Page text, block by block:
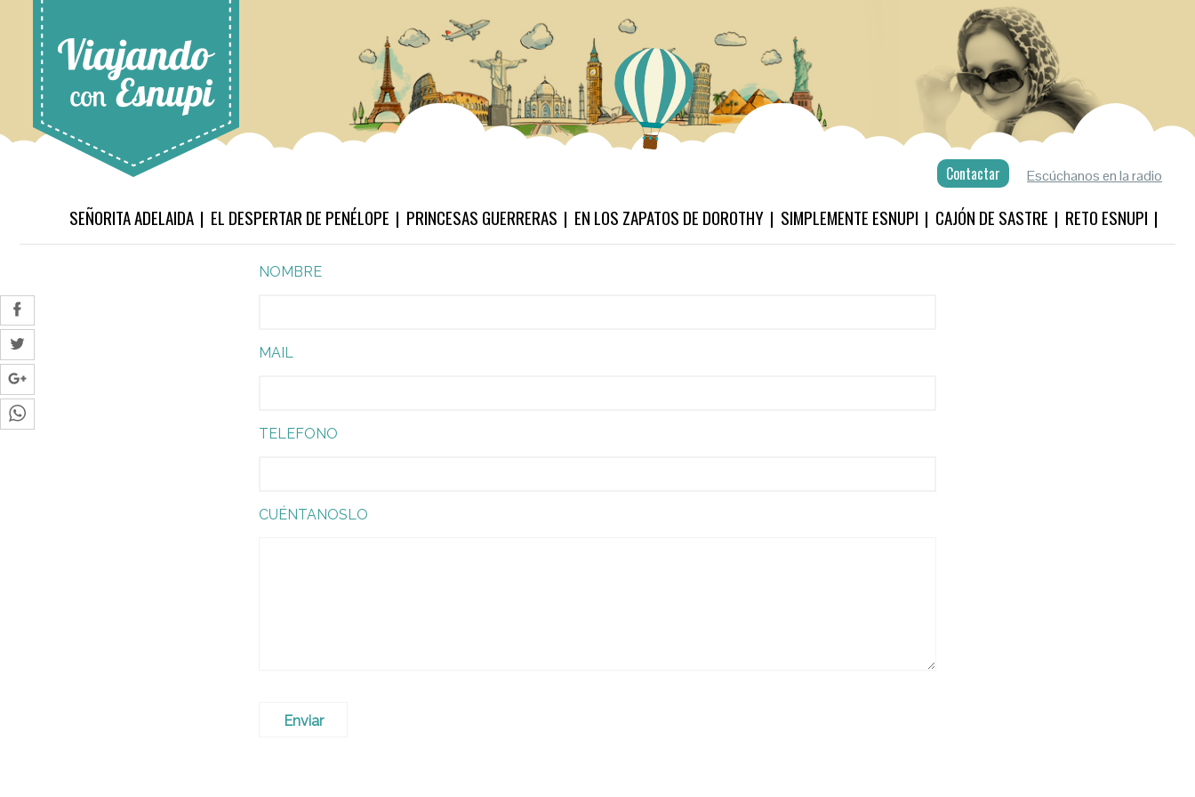
Escúchanos en la radio
Contactar
SEÑORITA ADELAIDA EL DESPERTAR DE PENÉLOPE PRINCESAS GUERRERAS EN LOS ZAPATOS DE DOROTHY SIMPLEMENTE ESNUPI CAJÓN DE SASTRE RETO ESNUPI
NOMBRE
MAIL
TELEFONO
CUÉNTANOSLO